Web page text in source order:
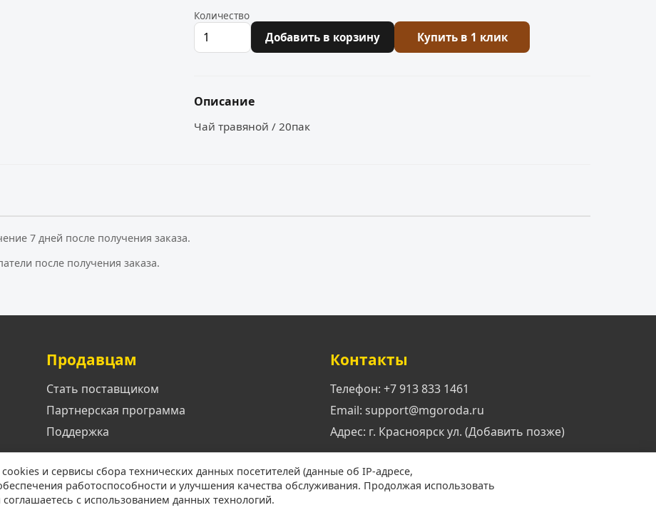
Количество
Добавить в корзину Купить в 1 клик
Описание
Чай травяной / 20пак
7 дней после получения заказа.
после получения заказа.
Продавцам
Стать поставщиком
Партнерская программа
Поддержка
Контакты
Телефон: +7 913 833 1461
Email: support@mgoroda.ru
Адрес: г. Красноярск ул. (Добавить позже)
и сервисы сбора технических данных посетителей (данные об IP-адресе,
работоспособности и улучшения качества обслуживания. Продолжая использовать
с использованием данных технологий.